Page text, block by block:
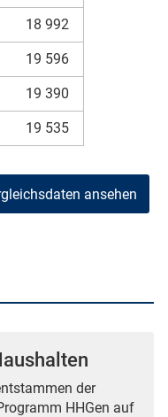
18 992
19 596
19 390
19 535
ansehen
der
HHGen auf